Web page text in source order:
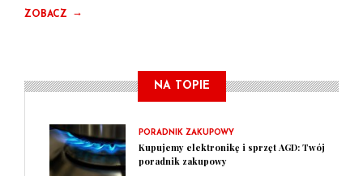
ZOBACZ →
NA TOPIE
PORADNIK ZAKUPOWY
Kupujemy elektronikę i sprzęt AGD: Twój
poradnik zakupowy